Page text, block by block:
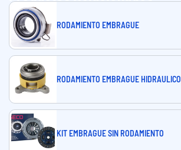
RODAMIENTO EMBRAGUE
RODAMIENTO EMBRAGUE HIDRAULICO
KIT EMBRAGUE SIN RODAMIENTO